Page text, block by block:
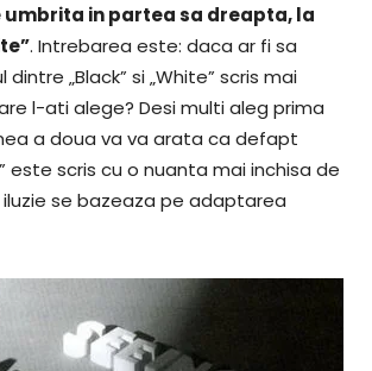
umbrita in partea sa dreapta, la
. Intrebarea este: daca ar fi sa
„Black” si „White” scris mai
l-ati alege? Desi multi aleg prima
a doua va va arata ca defapt
este scris cu o nuanta mai inchisa de
se bazeaza pe adaptarea